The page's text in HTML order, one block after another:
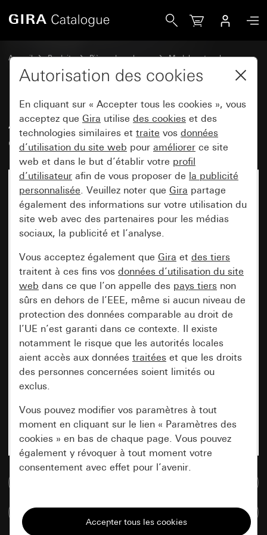
Accueil Produits Pièces de rechange
Modules et caches
Commuter et pousser
Ancien - Bascule avec fenêtre de
contrôle et zone d'inscription
Autorisation des cookies
En cliquant sur « Accepter tous les cookies », vous
acceptez que Gira utilise des cookies et des
technologies similaires et traite vos données
d’utilisation du site web pour améliorer ce site
web et dans le but d’établir votre profil
d’utilisateur afin de vous proposer de la publicité
personnalisée. Veuillez noter que Gira partage
également des informations sur votre utilisation du
site web avec des partenaires pour les médias
sociaux, la publicité et l’analyse.
Vous acceptez également que Gira et des tiers
traitent à ces fins vos données d’utilisation du site
web dans ce que l’on appelle des pays tiers non
sûrs en dehors de l’EEE, même si aucun niveau de
protection des données comparable au droit de
l’UE n’est garanti dans ce contexte. Il existe
notamment le risque que les autorités locales
aient accès aux données traitées et que les droits
des personnes concernées soient limités ou
exclus.
Vous pouvez modifier vos paramètres à tout
moment en cliquant sur le lien « Paramètres des
cookies » en bas de chaque page. Vous pouvez
également y révoquer à tout moment votre
consentement avec effet pour l’avenir.
Tous les cookies dont nous avons besoin pour